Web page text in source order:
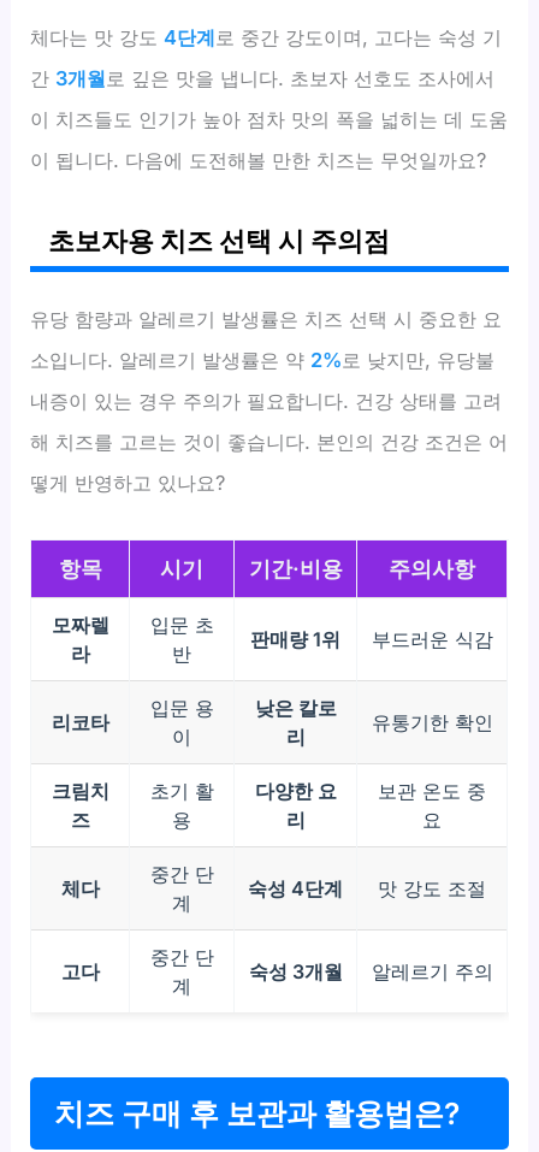
체다는 맛 강도4단계 로 중간 강도이며, 고다는 숙성 기
간 3개월 로 깊은 맛을 냅니다. 초보자 선호도 조사에서
이 치즈들도 인기가 높아 점차 맛의 폭을 넓히는 데 도움
이 됩니다. 다음에 도전해볼 만한 치즈는 무엇일까요?
초보자용 치즈 선택 시 주의점
유당 함량과 알레르기 발생률은 치즈 선택 시 중요한 요
소입니다. 알레르기 발생률은 약 2% 로 낮지만, 유당불
내증이 있는 경우 주의가 필요합니다. 건강 상태를 고려
해 치즈를 고르는 것이 좋습니다. 본인의 건강 조건은 어
떻게 반영하고 있나요?
항목 시기 기간·비용 주의사항
모짜렐
라
입문 초
반
판매량 1위 부드러운 식감
리코타
입문 용
이
낮은 칼로
리
유통기한 확인
크림치
즈
초기 활
용
다양한 요
리
보관 온도 중
요
체다
중간 단
계
숙성 4단계 맛 강도 조절
고다
중간 단
계
숙성 3개월 알레르기 주의
치즈 구매 후 보관과 활용법은?